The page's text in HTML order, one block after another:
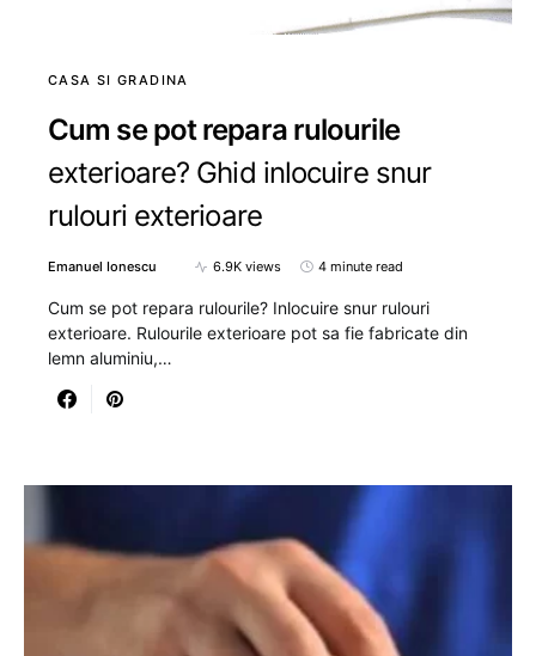
CASA SI GRADINA
Cum se pot repara rulourile
exterioare? Ghid inlocuire snur
rulouri exterioare
Emanuel Ionescu 6.9K views 4 minute read
Cum se pot repara rulourile? Inlocuire snur rulouri
exterioare. Rulourile exterioare pot sa fie fabricate din
lemn aluminiu,…